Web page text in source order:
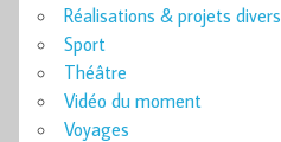
Réalisations & projets divers
Sport
Théâtre
Vidéo du moment
Voyages